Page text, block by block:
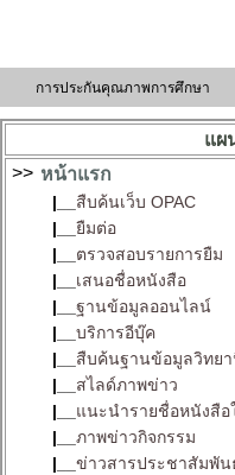
การประกันคุณภาพการศึกษา
แผ
>> หน้าแรก
|__ สืบค้นเว็บ OPAC
|__ ยืมต่อ
|__ ตรวจสอบรายการยืม
|__ เสนอชื่อหนังสือ
|__ ฐานข้อมูลออนไลน์
|__ บริการอีบุ๊ค
|__ สืบค้นฐานข้อมูลวิทย
|__ สไลด์ภาพข่าว
|__ แนะนำรายชื่อหนังสือ
|__ ภาพข่าวกิจกรรม
|__ ข่าวสารประชาสัมพัน